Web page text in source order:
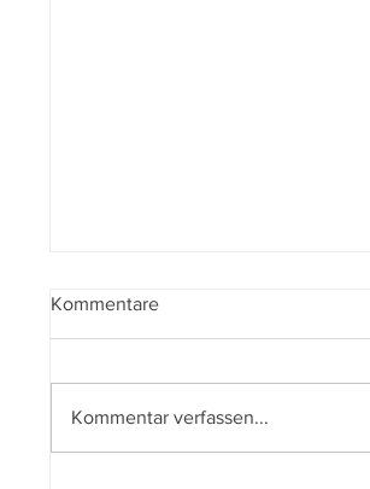
Kommentare
Kommentar verfassen...